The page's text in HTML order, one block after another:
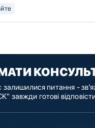
залишилися питання -
завжди готові